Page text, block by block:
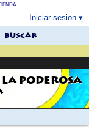
Iniciar sesion
buscar
PODEROSA